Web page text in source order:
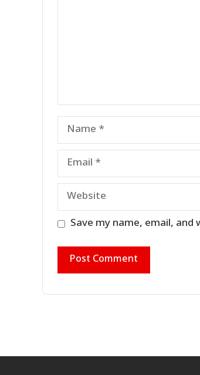
Name
Email
Website
Save my name, email,